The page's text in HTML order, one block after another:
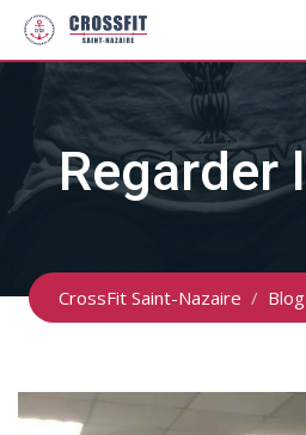
Skip
content
Regarder
CrossFit Saint-Nazaire / Blog